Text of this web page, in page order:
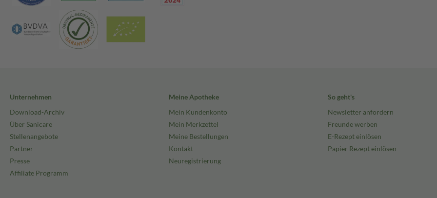
Unternehmen
Download-Archiv
Über Sanicare
Stellenangebote
Partner
Presse
Affiliate Programm
Meine Apotheke
Mein Kundenkonto
Mein Merkzettel
Meine Bestellungen
Kontakt
Neuregistrierung
So geht's
Newsletter anfordern
Freunde werben
E-Rezept einlösen
Papier Rezept einlösen